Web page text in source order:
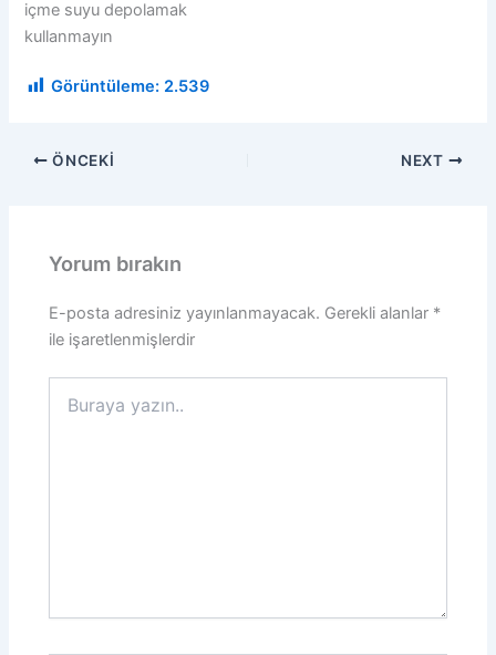
içme suyu depolamak
kullanmayın
Görüntüleme: 2.539
ÖNCEKI NEXT
Yorum bırakın
E-posta adresiniz yayınlanmayacak. Gerekli alanlar *
ile işaretlenmişlerdir
yazın..